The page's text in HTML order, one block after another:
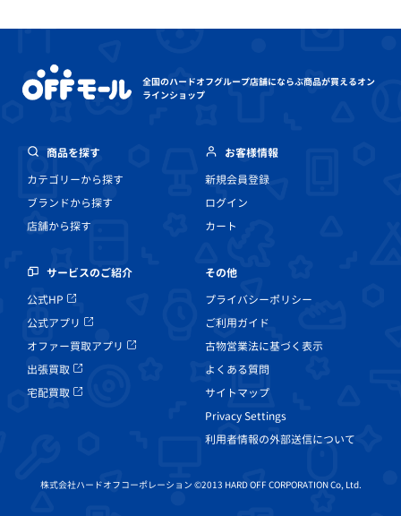
全国のハードオフグループ店舗にならぶ商品が買えるオン
ラインショップ
商品を探す
カテゴリーから探す
ブランドから探す
店舗から探す
お客様情報
新規会員登録
ログイン
カート
サービスのご紹介
公式HP
公式アプリ
オファー買取アプリ
出張買取
宅配買取
その他
プライバシーポリシー
ご利用ガイド
古物営業法に基づく表示
よくある質問
サイトマップ
Privacy Settings
利用者情報の外部送信について
株式会社ハードオフコーポレーション ©2013 HARD OFF CORPORATION Co, Ltd.